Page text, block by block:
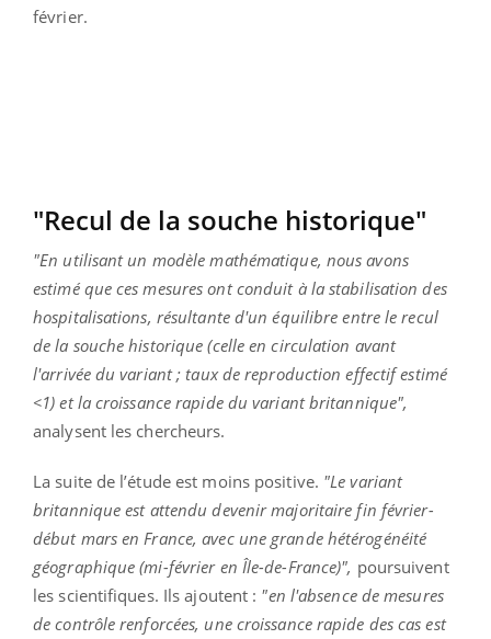
février.
"Recul de la souche historique"
"En utilisant un modèle mathématique, nous avons
estimé que ces mesures ont conduit à la stabilisation des
hospitalisations, résultante d'un équilibre entre le recul
de la souche historique (celle en circulation avant
l'arrivée du variant ; taux de reproduction effectif estimé
<1) et la croissance rapide du variant britannique",
analysent les chercheurs.
La suite de l’étude est moins positive. "Le variant
britannique est attendu devenir majoritaire fin février-
début mars en France, avec une grande hétérogénéité
géographique (mi-février en Île-de-France)", poursuivent
les scientifiques. Ils ajoutent : "en l'absence de mesures
de contrôle renforcées, une croissance rapide des cas est